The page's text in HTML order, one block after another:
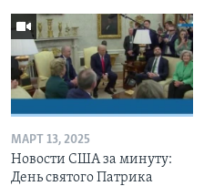
МАРТ 13, 2025
Новости США за минуту:
День святого Патрика